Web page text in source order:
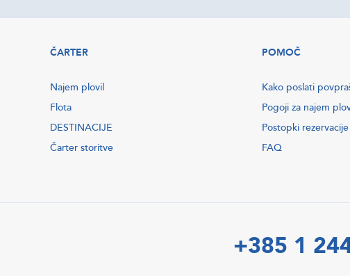
ČARTER
Najem plovil
Flota
DESTINACIJE
Čarter storitve
POMOČ
Kako poslati
Pogoji za najem
Postopki
FAQ
+385 1